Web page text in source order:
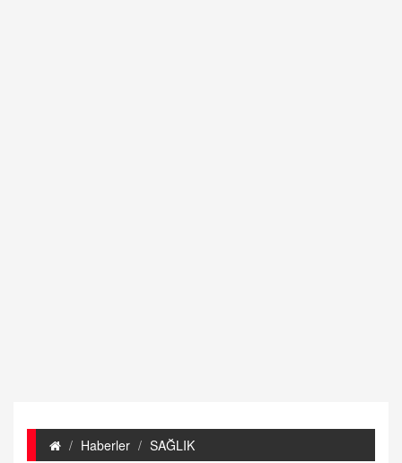
Haberler SAĞLIK